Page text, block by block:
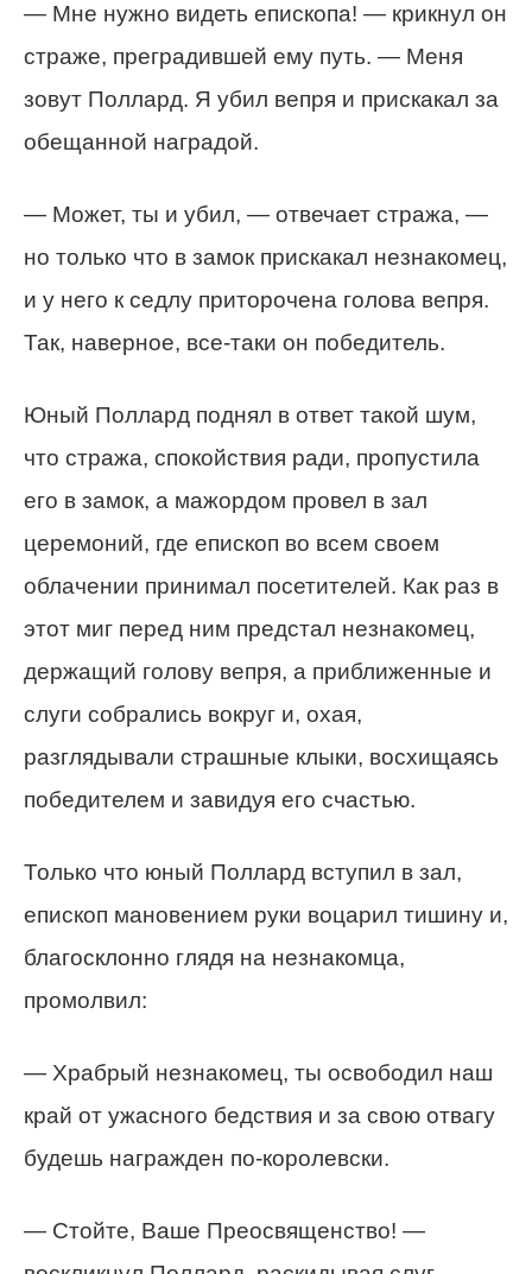
— Мне нужно видеть епископа! — крикнул он
страже, преградившей ему путь. — Меня
зовут Поллард. Я убил вепря и прискакал за
обещанной наградой.
— Может, ты и убил, — отвечает стража, —
но только что в замок прискакал незнакомец,
и у него к седлу приторочена голова вепря.
Так, наверное, все-таки он победитель.
Юный Поллард поднял в ответ такой шум,
что стража, спокойствия ради, пропустила
его в замок, а мажордом провел в зал
церемоний, где епископ во всем своем
облачении принимал посетителей. Как раз в
этот миг перед ним предстал незнакомец,
держащий голову вепря, а приближенные и
слуги собрались вокруг и, охая,
разглядывали страшные клыки, восхищаясь
победителем и завидуя его счастью.
Только что юный Поллард вступил в зал,
епископ мановением руки воцарил тишину и,
благосклонно глядя на незнакомца,
промолвил:
— Храбрый незнакомец, ты освободил наш
край от ужасного бедствия и за свою отвагу
будешь награжден по-королевски.
— Стойте, Ваше Преосвященство! —